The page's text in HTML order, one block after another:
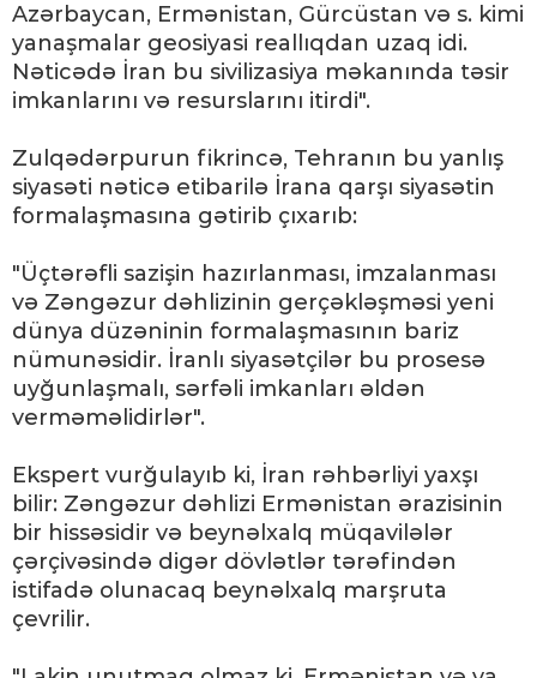
Azərbaycan, Ermənistan, Gürcüstan və s. kimi
yanaşmalar geosiyasi reallıqdan uzaq idi.
Nəticədə İran bu sivilizasiya məkanında təsir
imkanlarını və resurslarını itirdi".
Zulqədərpurun fikrincə, Tehranın bu yanlış
siyasəti nəticə etibarilə İrana qarşı siyasətin
formalaşmasına gətirib çıxarıb:
"Üçtərəfli sazişin hazırlanması, imzalanması
və Zəngəzur dəhlizinin gerçəkləşməsi yeni
dünya düzəninin formalaşmasının bariz
nümunəsidir. İranlı siyasətçilər bu prosesə
uyğunlaşmalı, sərfəli imkanları əldən
verməməlidirlər".
Ekspert vurğulayıb ki, İran rəhbərliyi yaxşı
bilir: Zəngəzur dəhlizi Ermənistan ərazisinin
bir hissəsidir və beynəlxalq müqavilələr
çərçivəsində digər dövlətlər tərəfindən
istifadə olunacaq beynəlxalq marşruta
çevrilir.